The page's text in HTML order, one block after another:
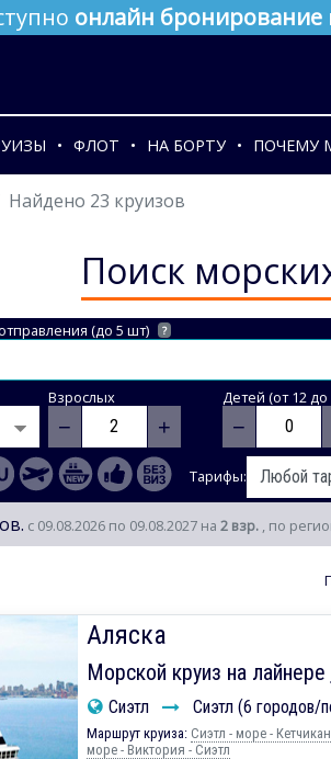
онлайн бронирование
ФЛОТ НА БОРТУ ПОЧЕМУ
Найдено 23 круизов
Поиск
(до 5 шт) ?
Взрослых
− +
Детей (от 12 до
−
Тарифы:
с 09.08.2026 по 09.08.2027 на 2 взр. , по
Аляска
Морской круиз на лайнере
Сиэтл Сиэтл (6 городов/
Маршрут круиза: Сиэтл - море -
море - Виктория - Сиэтл